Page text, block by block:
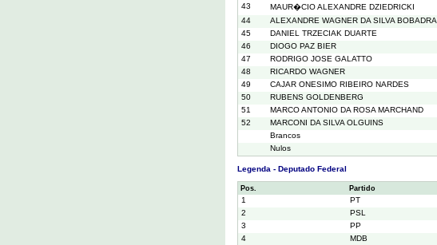
43
MAUR�CIO ALEXANDRE DZIEDRICKI
44
ALEXANDRE WAGNER DA SILVA BOBADRA
45
DANIEL TRZECIAK DUARTE
46
DIOGO PAZ BIER
47
RODRIGO JOSE GALATTO
48
RICARDO WAGNER
49
CAJAR ONESIMO RIBEIRO NARDES
50
RUBENS GOLDENBERG
51
MARCO ANTONIO DA ROSA MARCHAND
52
MARCONI DA SILVA OLGUINS
Brancos
Nulos
Legenda - Deputado Federal
Pos. Partido
1 PT
2
PSL
3
PP
4
MDB